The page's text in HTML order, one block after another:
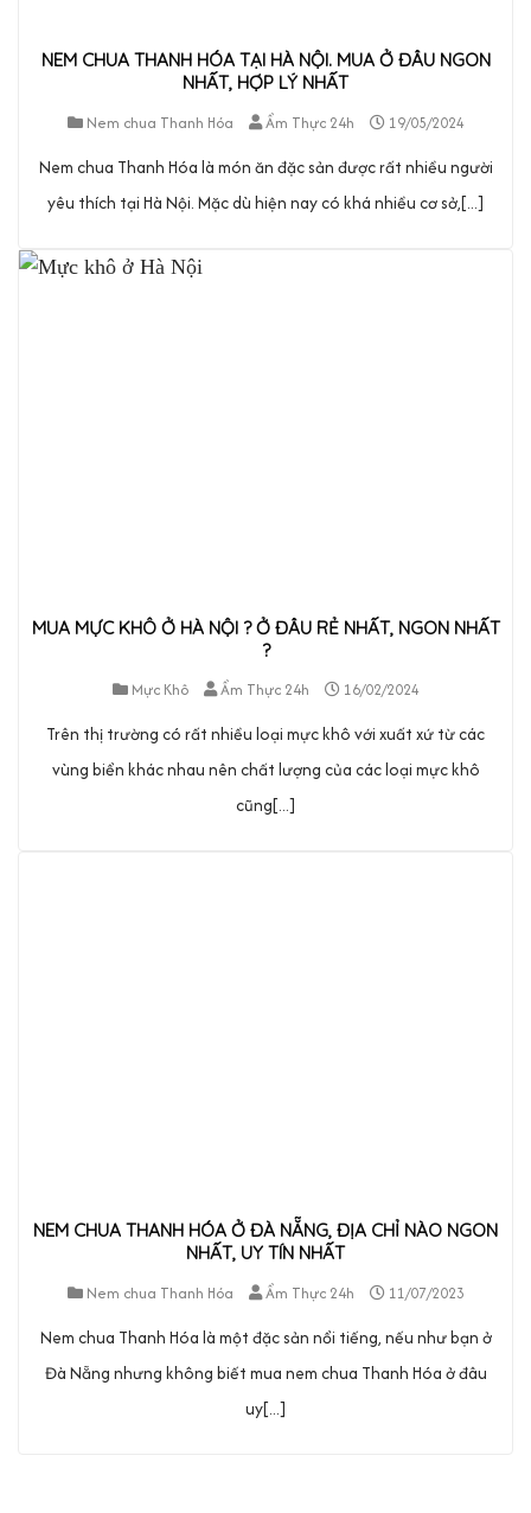
NEM CHUA THANH HÓA TẠI HÀ NỘI. MUA Ở ĐÂU NGON
NHẤT, HỢP LÝ NHẤT
Nem chua Thanh Hóa
Ẩm Thực 24h 19/05/2024
Nem chua Thanh Hóa là món ăn đặc sản được rất nhiều người
yêu thích tại Hà Nội. Mặc dù hiện nay có khá nhiều cơ sở,[...]
MUA MỰC KHÔ Ở HÀ NỘI ? Ở ĐÂU RẺ NHẤT, NGON NHẤT
?
Mực Khô
Ẩm Thực 24h 16/02/2024
Trên thị trường có rất nhiều loại mực khô với xuất xứ từ các
vùng biển khác nhau nên chất lượng của các loại mực khô
cũng[...]
NEM CHUA THANH HÓA Ở ĐÀ NẴNG, ĐỊA CHỈ NÀO NGON
NHẤT, UY TÍN NHẤT
Nem chua Thanh Hóa
Ẩm Thực 24h 11/07/2023
Nem chua Thanh Hóa là một đặc sản nổi tiếng, nếu như bạn ở
Đà Nẵng nhưng không biết mua nem chua Thanh Hóa ở đâu
uy[...]